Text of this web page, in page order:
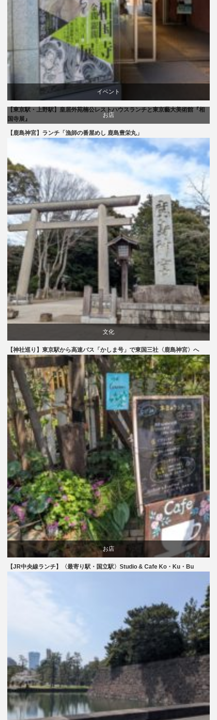
イベント
文化
美術展・美術館・博物館巡り
【東京駅・上野駅】皇居外苑楠公レストハウスランチと東京藝大美術館『相
国寺展』
お店
旅行
【鹿島神宮】ランチ「漁師の番屋めし 鹿島豊栄丸」
文化
旅行
【神社巡り】東京駅から高速バス「かしま号」で東国三社〈鹿島神宮〉へ
お店
食べ物
【JR中央線ランチ】〈最寄り駅・国立駅〉Studio & Cafe Ko・Ku・Bu